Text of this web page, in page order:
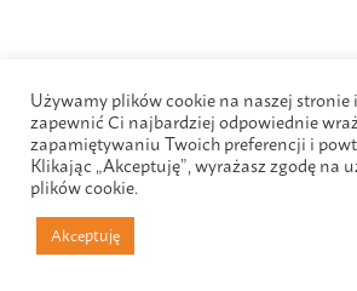
Używamy plików cookie na naszej stronie
zapewnić Ci najbardziej odpowiednie
zapamiętywaniu Twoich preferencji i
Klikając „Akceptuję”, wyrażasz zgodę na
plików cookie.
Akceptuję